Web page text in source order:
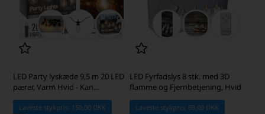
LED Party lyskæde 9,5 m 20 LED
pærer, Varm Hvid - Kan
Laveste stykpris: 150,00 DKK
LED Fyrfadslys 8 stk. med 3D
flamme og Fjernbetjening, Hvid
Laveste stykpris: 69,00 DKK